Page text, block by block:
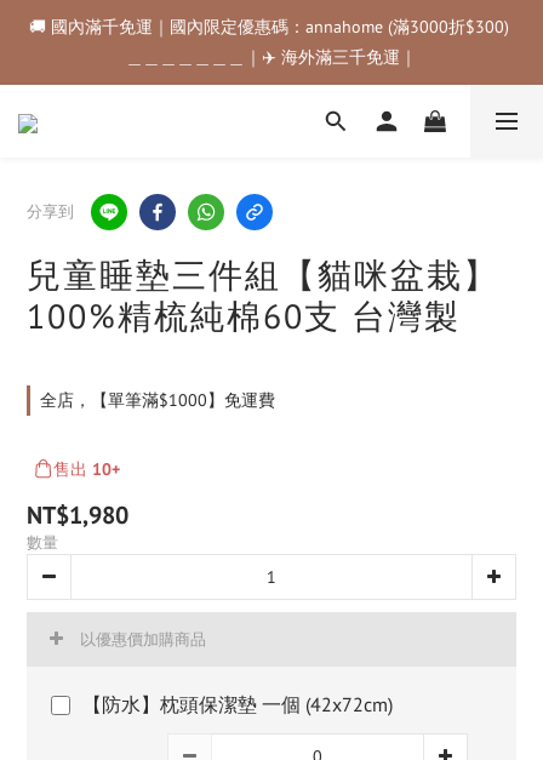
🚚 國內滿千免運｜國內限定優惠碼：annahome (滿3000折$300)
＿＿＿＿＿＿＿｜✈️ 海外滿三千免運｜
🚚 國內滿千免運｜國內限定優惠碼：annahome (滿3000折$300)
＿＿＿＿＿＿＿｜✈️ 海外滿三千免運｜
購物金折抵規範💰💰💰滿$500最高可折$50｜滿$1000最高可折
🚚 國內滿千免運｜國內限定優惠碼：annahome (滿3000折$300)
＿＿＿＿＿＿＿｜✈️ 海外滿三千免運｜
分享到
兒童睡墊三件組【貓咪盆栽】
100%精梳純棉60支 台灣製
全店，【單筆滿$1000】免運費
售出 10+
NT$1,980
數量
以優惠價加購商品
【防水】枕頭保潔墊 一個 (42x72cm)